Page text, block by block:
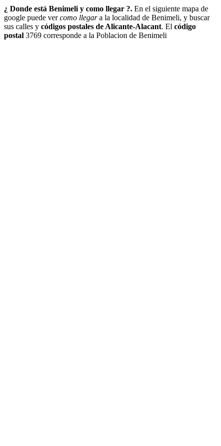
¿ Donde está Benimeli y como llegar ?. En el siguiente mapa de
google puede vercomo llegara la localidad de Benimeli, y buscar
sus calles y códigos postales de Alicante-Alacant. El código
postal 3769 corresponde a la Poblacion de Benimeli